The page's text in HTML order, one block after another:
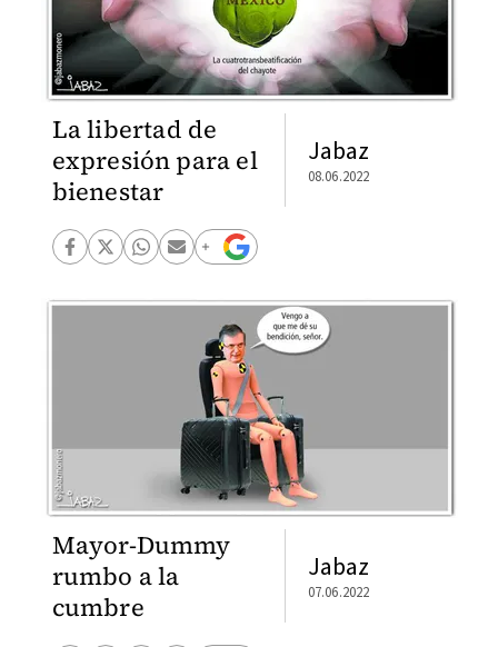
La libertad de
expresión para el
bienestar
Jabaz
08.06.2022
Mayor-Dummy
rumbo a la
cumbre
Jabaz
07.06.2022